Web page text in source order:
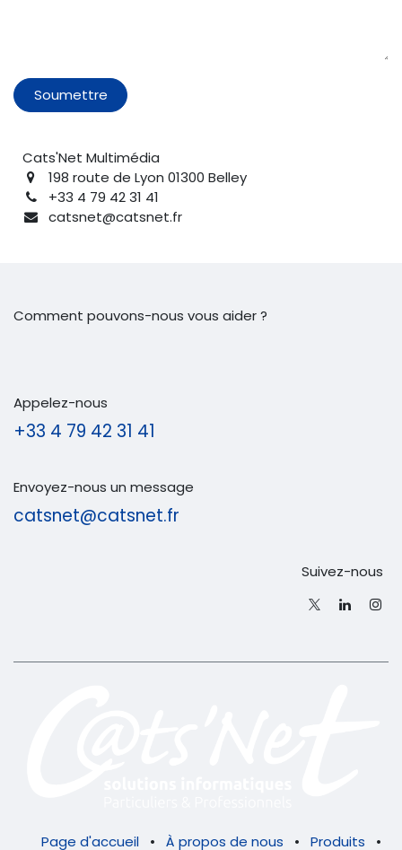
Soumettre
Cats'Net Multimédia
198 route de Lyon 01300 Belley
+33 4 79 42 31 41
catsnet@catsnet.fr
Comment pouvons-nous vous aider ?
Appelez-nous
+33 4 79 42 31 41
Envoyez-nous un message
catsnet@catsnet.fr
Suivez-nous
Page d'accueil • À propos de nous • Produits •